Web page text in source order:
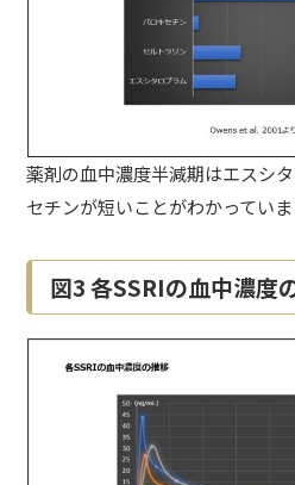
薬剤の血中濃度半減期はエスシ
セチンが短いことがわかっていま
図3 各SSRIの血中濃度